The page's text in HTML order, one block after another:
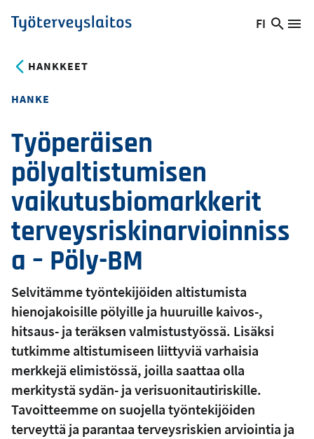
Hyppää
pääsisältöön
Työterveyslaitos
Vaihda
FI
Hae
HANKKEET
HANKE
Työperäisen
pölyaltistumisen
vaikutusbiomarkkerit
terveysriskinarvioinniss
a – Pöly-BM
Selvitämme työntekijöiden altistumista
hienojakoisille pölyille ja huuruille kaivos-,
hitsaus- ja teräksen valmistustyössä. Lisäksi
tutkimme altistumiseen liittyviä varhaisia
merkkejä elimistössä, joilla saattaa olla
merkitystä sydän- ja verisuonitautiriskille.
Tavoitteemme on suojella työntekijöiden
terveyttä ja parantaa terveysriskien arviointia ja